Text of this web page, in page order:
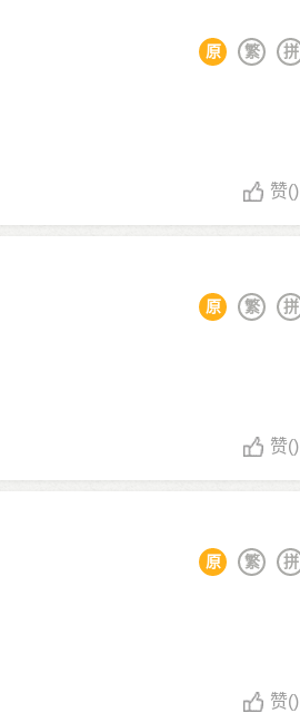
拼
繁
原
赞()
拼
繁
原
赞()
拼
繁
原
赞()